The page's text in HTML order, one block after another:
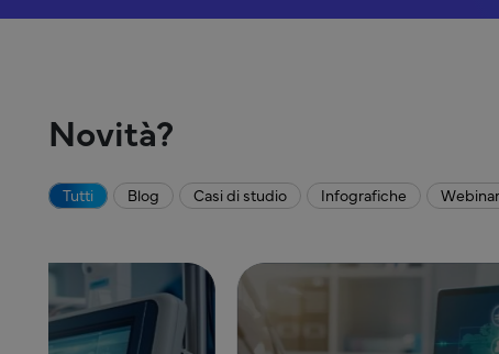
Novità?
Tutti Blog Casi di studio Infografiche Webinar